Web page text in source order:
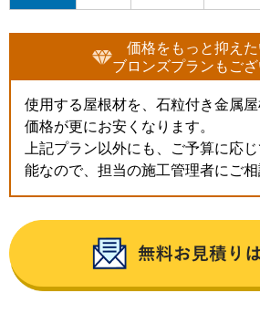
価格をもっと抑え
ブロンズプランもござ
使用する屋根材を、石粒付き金属
価格が更にお安くなります。
上記プラン以外にも、ご予算に応
能なので、担当の施工管理者にご相